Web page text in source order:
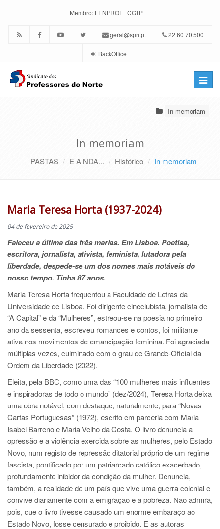
Membro: FENPROF | CGTP
geral@spn.pt 22 60 70 500
BackOffice
Toggle
In memoriam
In memoriam
PASTAS E AINDA... Histórico In memoriam
Maria Teresa Horta (1937-2024)
04 de fevereiro de 2025
Faleceu a última das três marias. Em Lisboa. Poetisa,
escritora, jornalista, ativista, feminista, lutadora pela
liberdade, despede-se um dos nomes mais notáveis do
nosso tempo. Tinha 87 anos.
Maria Teresa Horta frequentou a Faculdade de Letras da
Universidade de Lisboa. Foi dirigente cineclubista, jornalista de
“A Capital” e da “Mulheres”, estreou-se na poesia no primeiro
ano da sessenta, escreveu romances e contos, foi militante
ativa nos movimentos de emancipação feminina. Foi agraciada
múltiplas vezes, culminado com o grau de Grande-Oficial da
Ordem da Liberdade (2022).
Eleita, pela BBC, como uma das “100 mulheres mais influentes
e inspiradoras de todo o mundo” (dez/2024), Teresa Horta deixa
uma obra notável, com destaque, naturalmente, para “Novas
Cartas Portuguesas” (1972), escrito em parceria com Maria
Isabel Barreno e Maria Velho da Costa. O livro denuncia a
opressão e a violência exercida sobre as mulheres, pelo Estado
Novo, num registo de repressão ditatorial próprio de um regime
fascista, pontificado por um patriarcado católico exacerbado,
profundamente inibidor da condição da mulher. Denuncia,
também, a realidade de um país que vive uma guerra colonial e
convive diariamente com a emigração e a pobreza. Não admira,
pois, que o livro tivesse causado um enorme embaraço ao
Estado Novo, fosse censurado e proibido. E as autoras